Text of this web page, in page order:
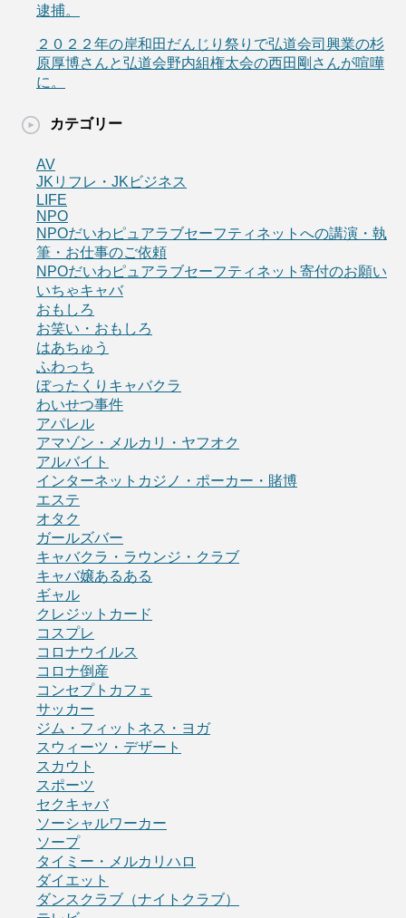
逮捕。
２０２２年の岸和田だんじり祭りで弘道会司興業の杉
原厚博さんと弘道会野内組権太会の西田剛さんが喧嘩
に。
カテゴリー
AV
JKリフレ・JKビジネス
LIFE
NPO
NPOだいわピュアラブセーフティネットへの講演・執
筆・お仕事のご依頼
NPOだいわピュアラブセーフティネット寄付のお願い
いちゃキャバ
おもしろ
お笑い・おもしろ
はあちゅう
ふわっち
ぼったくりキャバクラ
わいせつ事件
アパレル
アマゾン・メルカリ・ヤフオク
アルバイト
インターネットカジノ・ポーカー・賭博
エステ
オタク
ガールズバー
キャバクラ・ラウンジ・クラブ
キャバ嬢あるある
ギャル
クレジットカード
コスプレ
コロナウイルス
コロナ倒産
コンセプトカフェ
サッカー
ジム・フィットネス・ヨガ
スウィーツ・デザート
スカウト
スポーツ
セクキャバ
ソーシャルワーカー
ソープ
タイミー・メルカリハロ
ダイエット
ダンスクラブ（ナイトクラブ）